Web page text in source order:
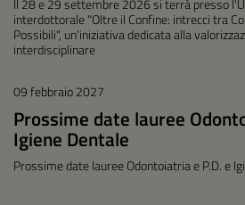
Il 28 e 29 settembre 2026 si terrà presso
interdottorale "Oltre il Confine: intrecci tra
Possibili", un'iniziativa dedicata alla
interdisciplinare
09 febbraio 2027
Prossime date lauree
Igiene Dentale
Prossime date lauree Odontoiatria e P.D. e